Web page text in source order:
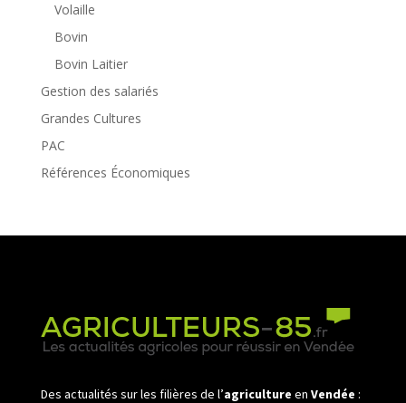
Volaille
Bovin
Bovin Laitier
Gestion des salariés
Grandes Cultures
PAC
Références Économiques
Des actualités sur les filières de l’agriculture en Vendée :